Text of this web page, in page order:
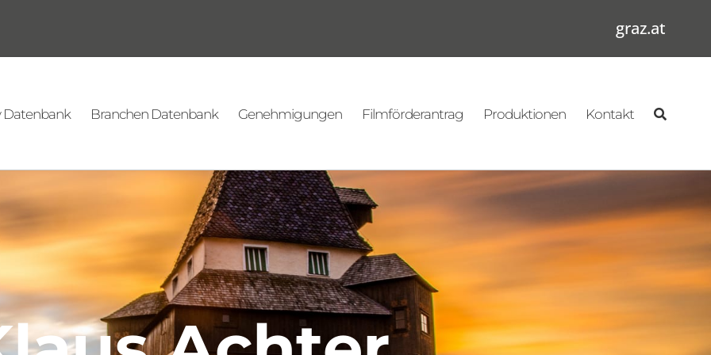
graz.at
Datenbank Branchen Datenbank Genehmigungen Filmförderantrag Produktionen Kontakt